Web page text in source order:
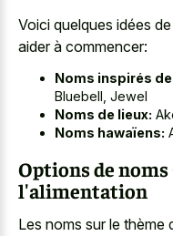
Voici quelques idées
aider à commencer:
Noms inspirés
Bluebell, Jewel
Noms de lieux:
Noms hawaïens:
Options de
l'alimentation
Les noms sur le thème